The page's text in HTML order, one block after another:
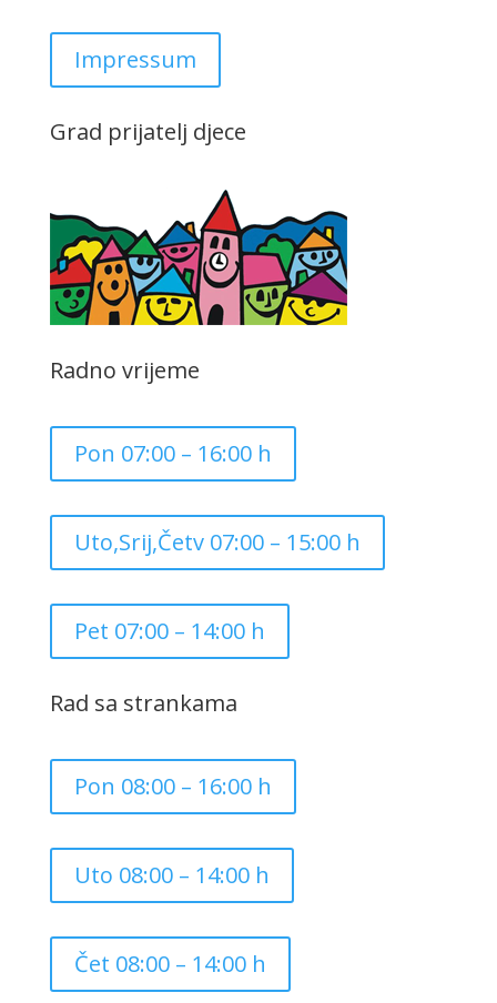
Impressum
Grad prijatelj djece
Radno vrijeme
Pon 07:00 – 16:00 h
Uto,Srij,Četv 07:00 – 15:00 h
Pet 07:00 – 14:00 h
Rad sa strankama
Pon 08:00 – 16:00 h
Uto 08:00 – 14:00 h
Čet 08:00 – 14:00 h